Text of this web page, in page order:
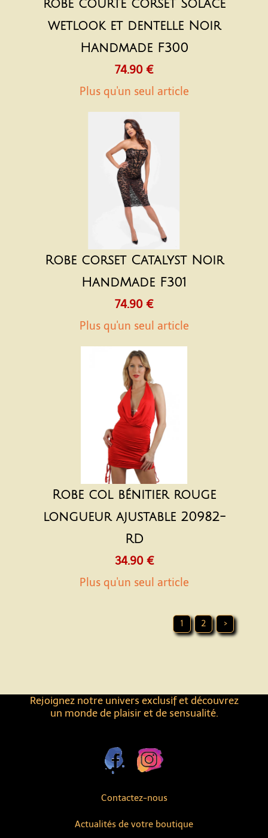
Contactez-nous
Actualités de votre boutique
Rejoignez notre univers exclusif et découvrez
un monde de plaisir et de sensualité.
robe courte corset Solace
wetlook et dentelle Noir
Handmade F300
74.90 €
Plus qu'un seul article
Robe corset Catalyst Noir
HandMade F301
74.90 €
Plus qu'un seul article
Robe col bénitier rouge
longueur ajustable 20982-
RD
34.90 €
Plus qu'un seul article
1 2 >